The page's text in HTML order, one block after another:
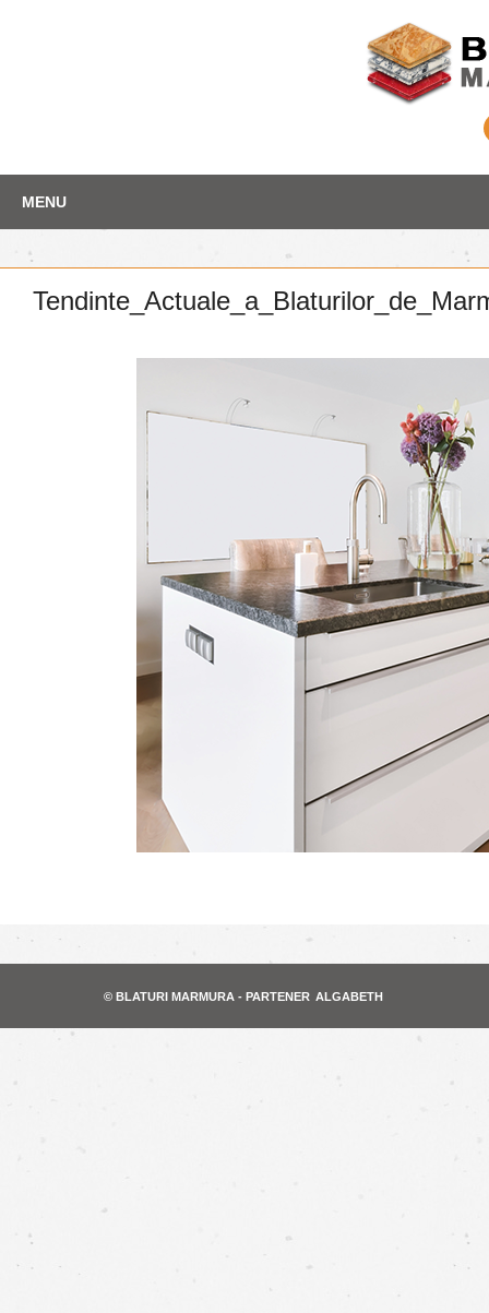
Depozit marmura
content
MENU
© BLATURI MARMURA - PARTENER ALGABETH